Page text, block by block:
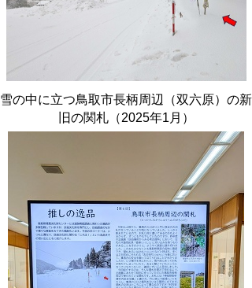
雪の中に立つ鳥取市長柄周辺（双六原）の新
旧の関札（2025年1月）